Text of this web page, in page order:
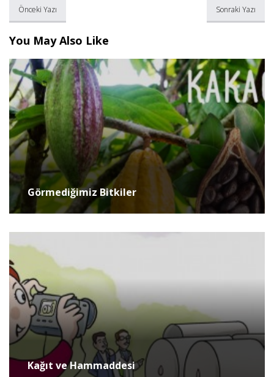
Önceki Yazı Sonraki Yazı
You May Also Like
Görmediğimiz Bitkiler
Kağıt ve Hammaddesi